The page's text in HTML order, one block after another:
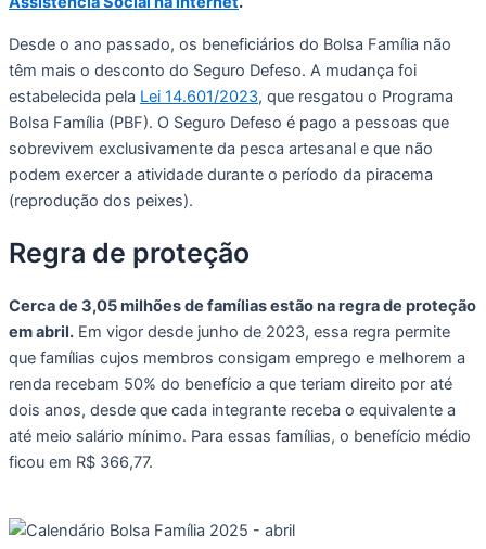
Desde o ano passado, os beneficiários do Bolsa Família não
têm mais o desconto do Seguro Defeso. A mudança foi
estabelecida pela Lei 14.601/2023, que resgatou o Programa
Bolsa Família (PBF). O Seguro Defeso é pago a pessoas que
sobrevivem exclusivamente da pesca artesanal e que não
podem exercer a atividade durante o período da piracema
(reprodução dos peixes).
Regra de proteção
Cerca de 3,05 milhões de famílias estão na regra de proteção
em abril. Em vigor desde junho de 2023, essa regra permite
que famílias cujos membros consigam emprego e melhorem a
renda recebam 50% do benefício a que teriam direito por até
dois anos, desde que cada integrante receba o equivalente a
até meio salário mínimo. Para essas famílias, o benefício médio
ficou em R$ 366,77.